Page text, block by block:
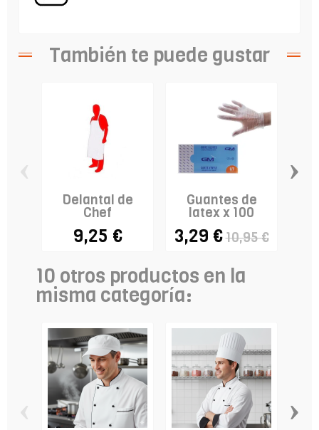
También te puede gustar
Delantal de
Chef
9,25 €
Guantes de
latex x 100
3,29 €10,95 €
›
10 otros productos en la
misma categoría:
›